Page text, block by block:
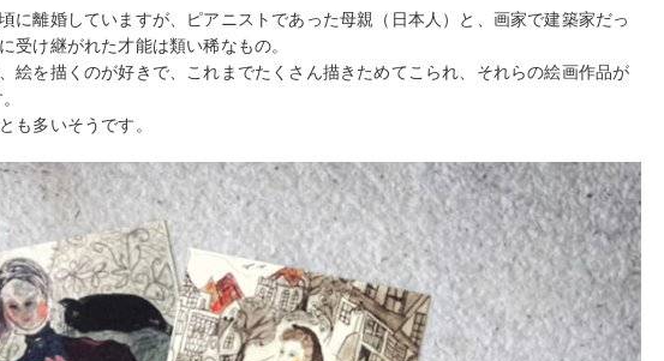
に離婚していますが、ピアニストであった母親（日本人）と、画家で建築家だっ
受け継がれた才能は類い稀なもの。
絵を描くのが好きで、これまでたくさん描きためてこられ、それらの絵画作品が
も多いそうです。